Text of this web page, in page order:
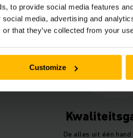
to provide social media features
media, advertising and
that they’ve collected from your
Customize
De alles uit één